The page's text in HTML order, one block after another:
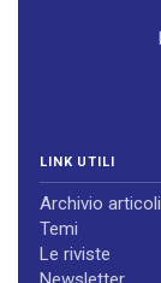
LINK UTILI
Archivio articoli
Temi
Le riviste